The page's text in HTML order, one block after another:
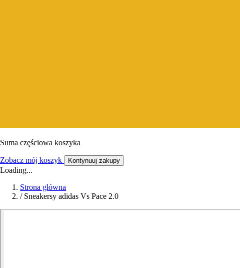
Suma częściowa koszyka
Zobacz mój koszyk Kontynuuj zakupy
Loading...
Strona główna
/ Sneakersy adidas Vs Pace 2.0